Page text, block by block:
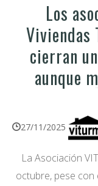
Los
Viviendas
cierran
aunque
27/11/2025
La Asociación
octubre, pese con